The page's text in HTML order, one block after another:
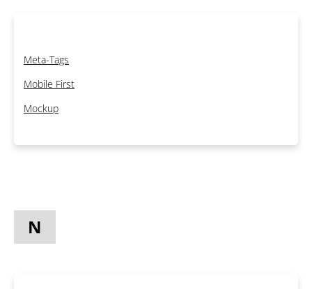
Meta-Tags
Mobile First
Mockup
N